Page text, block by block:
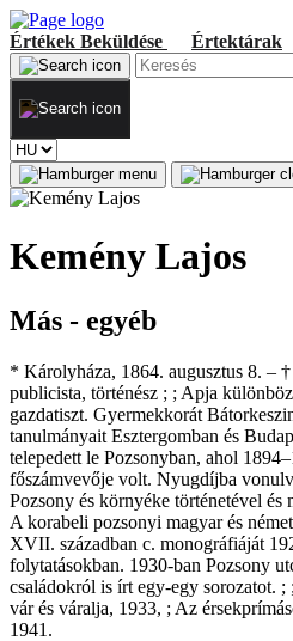
Értékek Beküldése Értektárak
Kemény Lajos
Más - egyéb
* Károlyháza, 1864. augusztus 8. –
publicista, történész ; ; Apja
gazdatiszt. Gyermekkorát
tanulmányait Esztergomban és
telepedett le Pozsonyban, ahol
főszámvevője volt. Nyugdíjba
Pozsony és környéke történetével és
A korabeli pozsonyi magyar és
XVII. században c. monográfiáját
folytatásokban. 1930-ban Pozsony
családokról is írt egy-egy sorozatot. ; ;
vár és váralja, 1933, ; Az
1941.